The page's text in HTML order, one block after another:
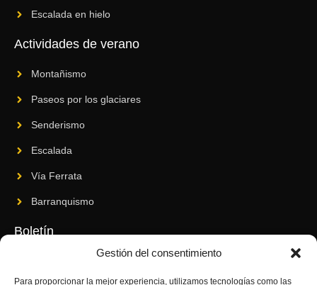
Gestión del consentimiento
Para proporcionar la mejor experiencia, utilizamos tecnologías como las
Escalada en hielo
Actividades de verano
Montañismo
Paseos por los glaciares
Senderismo
Escalada
Vía Ferrata
Barranquismo
Boletín
Suscríbase a nuestro boletín para conocer nuestras novedades
y últimas innovaciones.